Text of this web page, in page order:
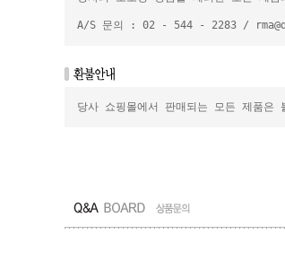
A/S 문의 : 02 - 544 - 2283 /
당사 쇼핑몰에서 판매되는 모든 제품은